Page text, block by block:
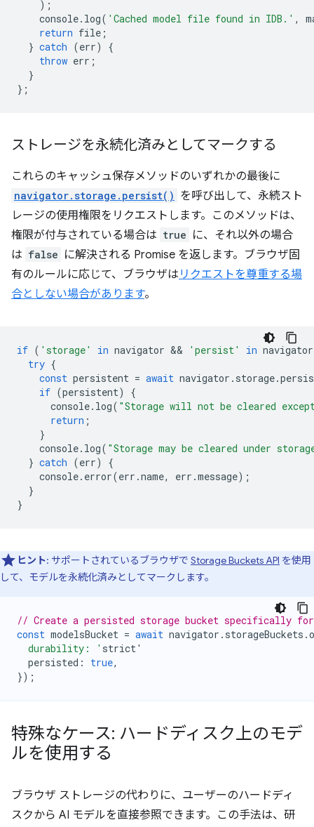
);
console. log( 'Cached model file found in IDB.' ,
return file ;
} catch (err)
{
throw err ;
}
};
ストレージを永続化済みとしてマークする
これらのキャッシュ保存メソッドのいずれかの最後に
navigator.storage.persist() を呼び出して、永続スト
レージの使用権限をリクエストします。このメソッドは、
権限が付与されている場合は true に、それ以外の場合
は false に解決される Promise を返します。ブラウザ固
有のルールに応じて、ブラウザは リクエストを尊重する場
合としない場合があります。
if ( 'storage' in navigator && 'persist' in navigator
try {
const persistent = await navigator . storage.
if (persistent)
{
console. log( "Storage will not be cleared
return ;
}
console. log( "Storage may be cleared under
} catch (err)
{
console. error(err .name, err .message);
}
}
ヒント: サポートされているブラウザで Storage Buckets API を使用
して、モデルを永続化済みとしてマークします。
// Create a persisted storage bucket specifically for
const modelsBucket = await navigator . storageBuckets .
  durability: '
strict'
persisted : true,
});
特殊なケース: ハードディスク上のモデ
ルを使用する
ブラウザ ストレージの代わりに、ユーザーのハードディ
スクから AI モデルを直接参照できます。この手法は、研